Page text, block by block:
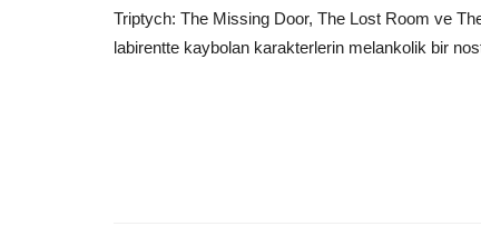
Triptych: The Missing Door, The Lost Room ve
labirentte kaybolan karakterlerin melankolik bir